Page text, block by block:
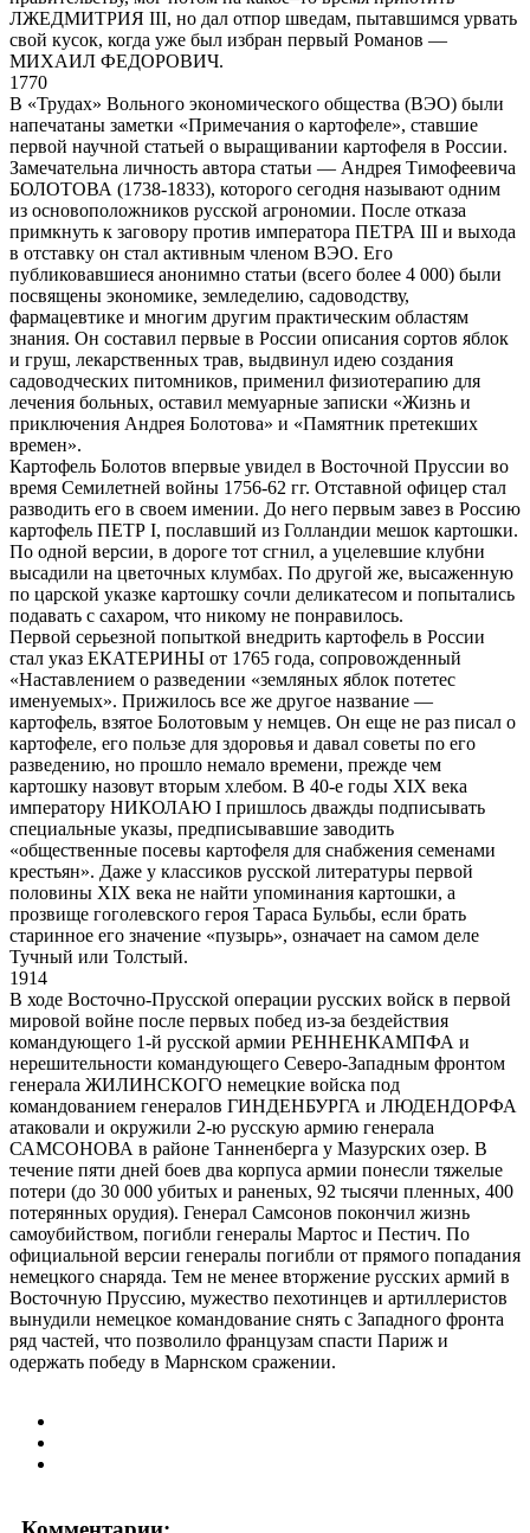
ЛЖЕДМИТРИЯ III, но дал отпор шведам, пытавшимся урвать
свой кусок, когда уже был избран первый Романов —
МИХАИЛ ФЕДОРОВИЧ.
1770
В «Трудах» Вольного экономического общества (ВЭО) были
напечатаны заметки «Примечания о картофеле», ставшие
первой научной статьей о выращивании картофеля в России.
Замечательна личность автора статьи — Андрея Тимофеевича
БОЛОТОВА (1738-1833), которого сегодня называют одним
из основоположников русской агрономии. После отказа
примкнуть к заговору против императора ПЕТРА III и выхода
в отставку он стал активным членом ВЭО. Его
публиковавшиеся анонимно статьи (всего более 4 000) были
посвящены экономике, земледелию, садоводству,
фармацевтике и многим другим практическим областям
знания. Он составил первые в России описания сортов яблок
и груш, лекарственных трав, выдвинул идею создания
садоводческих питомников, применил физиотерапию для
лечения больных, оставил мемуарные записки «Жизнь и
приключения Андрея Болотова» и «Памятник претекших
времен».
Картофель Болотов впервые увидел в Восточной Пруссии во
время Семилетней войны 1756-62 гг. Отставной офицер стал
разводить его в своем имении. До него первым завез в Россию
картофель ПЕТР I, пославший из Голландии мешок картошки.
По одной версии, в дороге тот сгнил, а уцелевшие клубни
высадили на цветочных клумбах. По другой же, высаженную
по царской указке картошку сочли деликатесом и попытались
подавать с сахаром, что никому не понравилось.
Первой серьезной попыткой внедрить картофель в России
стал указ ЕКАТЕРИНЫ от 1765 года, сопровожденный
«Наставлением о разведении «земляных яблок потетес
именуемых». Прижилось все же другое название —
картофель, взятое Болотовым у немцев. Он еще не раз писал о
картофеле, его пользе для здоровья и давал советы по его
разведению, но прошло немало времени, прежде чем
картошку назовут вторым хлебом. В 40-е годы XIX века
императору НИКОЛАЮ I пришлось дважды подписывать
специальные указы, предписывавшие заводить
«общественные посевы картофеля для снабжения семенами
крестьян». Даже у классиков русской литературы первой
половины XIX века не найти упоминания картошки, а
прозвище гоголевского героя Тараса Бульбы, если брать
старинное его значение «пузырь», означает на самом деле
Тучный или Толстый.
1914
В ходе Восточно-Прусской операции русских войск в первой
мировой войне после первых побед из-за бездействия
командующего 1-й русской армии РЕННЕНКАМПФА и
нерешительности командующего Северо-Западным фронтом
генерала ЖИЛИНСКОГО немецкие войска под
командованием генералов ГИНДЕНБУРГА и ЛЮДЕНДОРФА
атаковали и окружили 2-ю русскую армию генерала
САМСОНОВА в районе Танненберга у Мазурских озер. В
течение пяти дней боев два корпуса армии понесли тяжелые
потери (до 30 000 убитых и раненых, 92 тысячи пленных, 400
потерянных орудия). Генерал Самсонов покончил жизнь
самоубийством, погибли генералы Мартос и Пестич. По
официальной версии генералы погибли от прямого попадания
немецкого снаряда. Тем не менее вторжение русских армий в
Восточную Пруссию, мужество пехотинцев и артиллеристов
вынудили немецкое командование снять с Западного фронта
ряд частей, что позволило французам спасти Париж и
одержать победу в Марнском сражении.